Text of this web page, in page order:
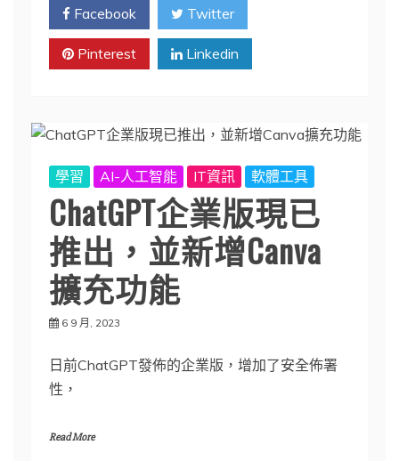
Facebook Twitter
Pinterest Linkedin
學習 AI-人工智能 IT資訊 軟體工具
ChatGPT企業版現已
推出，並新增Canva
擴充功能
6 9 月, 2023
日前ChatGPT發佈的企業版，增加了安全佈署
性，
Read More